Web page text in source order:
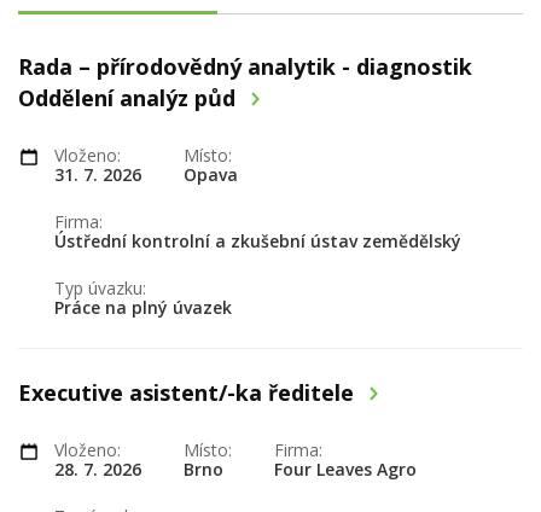
Rada – přírodovědný analytik - diagnostik
Oddělení analýz půd
Vloženo:
31. 7. 2026
Místo:
Opava
Firma:
Ústřední kontrolní a zkušební ústav zemědělský
Typ úvazku:
Práce na plný úvazek
Executive asistent/-ka ředitele
Vloženo:
28. 7. 2026
Místo:
Brno
Firma:
Four Leaves Agro